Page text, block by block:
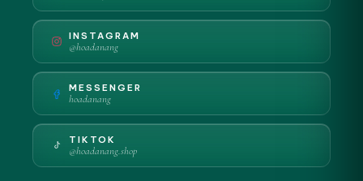
INSTAGRAM
@hoadanang
MESSENGER
hoadanang
TIKTOK
@hoadanang.shop